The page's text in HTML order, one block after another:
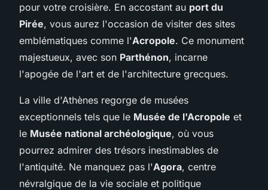
pour votre croisière. En accostant au port du
Pirée, vous aurez l'occasion de visiter des sites
emblématiques comme l'Acropole. Ce monument
majestueux, avec son Parthénon, incarne
l'apogée de l'art et de l'architecture grecques.
La ville d'Athènes regorge de musées
exceptionnels tels que le Musée de l'Acropole et
le Musée national archéologique, où vous
pourrez admirer des trésors inestimables de
l'antiquité. Ne manquez pas l'Agora, centre
névralgique de la vie sociale et politique